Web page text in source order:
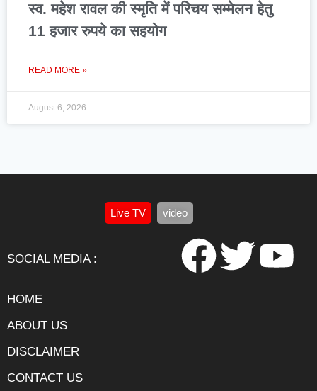
स्व. महेश रावल की स्मृति में परिचय सम्मेलन हेतु
11 हजार रुपये का सहयोग
READ MORE »
August 6, 2026
Live TV video
SOCIAL MEDIA :
HOME
ABOUT US
DISCLAIMER
CONTACT US